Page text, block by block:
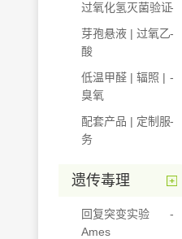
过氧化氢灭菌验证
芽孢悬液 | 过氧乙
酸
低温甲醛 | 辐照 |
臭氧
配套产品 | 定制服
务
遗传毒理
回复突变实验
Ames